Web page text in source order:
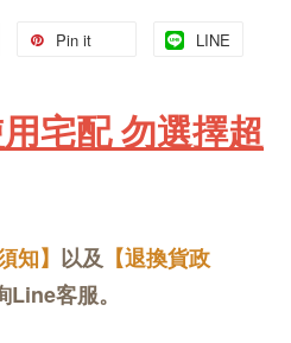
Pin it LINE
宅配 勿選擇超
知】 以及 【退換貨政
Line客服。